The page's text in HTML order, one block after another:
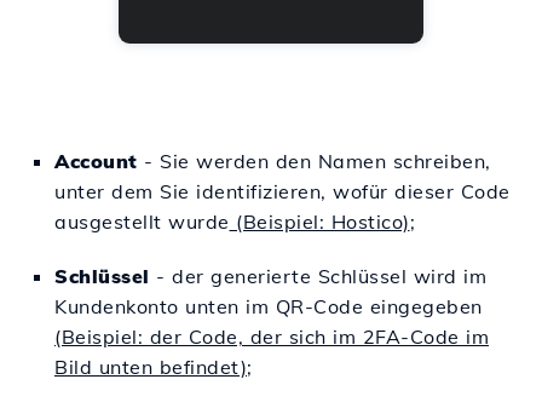
Account - Sie werden den Namen schreiben,
unter dem Sie identifizieren, wofür dieser Code
ausgestellt wurde (Beispiel: Hostico);
Schlüssel - der generierte Schlüssel wird im
Kundenkonto unten im QR-Code eingegeben
(Beispiel: der Code, der sich im 2FA-Code im
Bild unten befindet);